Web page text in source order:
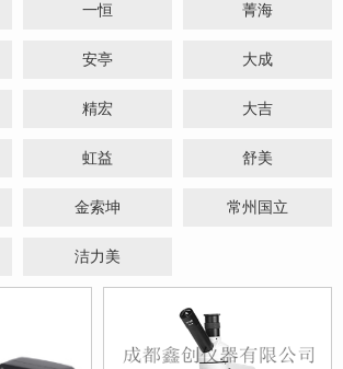
一恒 菁海
安亭 大成
精宏 大吉
虹益 舒美
金索坤 常州国立
洁力美